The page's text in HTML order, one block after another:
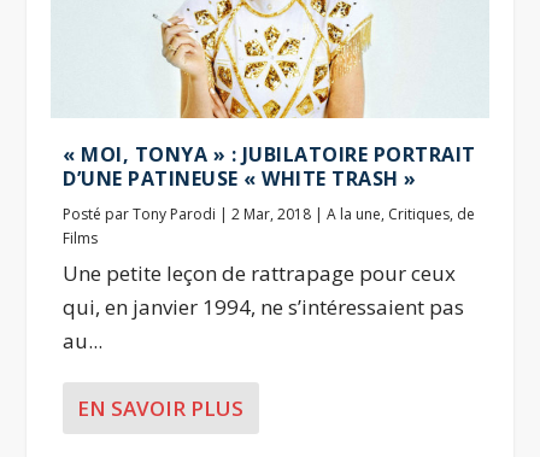
« MOI, TONYA » : JUBILATOIRE PORTRAIT
D’UNE PATINEUSE « WHITE TRASH »
Posté parTony Parodi |2 Mar, 2018 |A la une, Critiques, de
Films
Une petite leçon de rattrapage pour ceux
qui, en janvier 1994, ne s’intéressaient pas
au...
EN SAVOIR PLUS